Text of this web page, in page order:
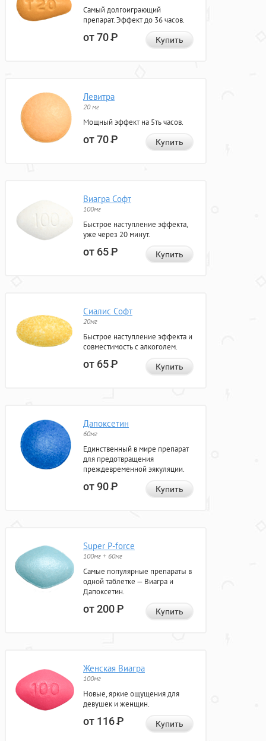
Самый долгоиграющий
препарат. Эффект до 36 часов.
от 70Р Купить
Левитра
20 мг
Мощный эффект на 5ть часов.
от 70Р Купить
Виагра Софт
100мг
Быстрое наступление эффекта,
уже через 20 минут.
от 65Р Купить
Сиалис Софт
20мг
Быстрое наступление эффекта и
совместимость с алкоголем.
от 65Р Купить
Дапоксетин
60мг
Единственный в мире препарат
для предотвращения
преждевременной эякуляции.
от 90Р Купить
Super P-force
100мг + 60мг
Самые популярные препараты в
одной таблетке — Виагра и
Дапоксетин.
от 200Р Купить
Женская Виагра
100мг
Новые, яркие ощущения для
девушек и женщин.
от 116Р Купить